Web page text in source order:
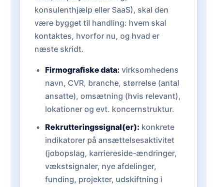
konsulenthjælp eller SaaS), skal den
være bygget til handling: hvem skal
kontaktes, hvorfor nu, og hvad er
næste skridt.
Firmografiske data: virksomhedens
navn, CVR, branche, størrelse (antal
ansatte), omsætning (hvis relevant),
lokationer og evt. koncernstruktur.
Rekrutteringssignal(er): konkrete
indikatorer på ansættelsesaktivitet
(jobopslag, karriereside-ændringer,
vækstsignaler, nye afdelinger,
funding, projekter, udskiftning i